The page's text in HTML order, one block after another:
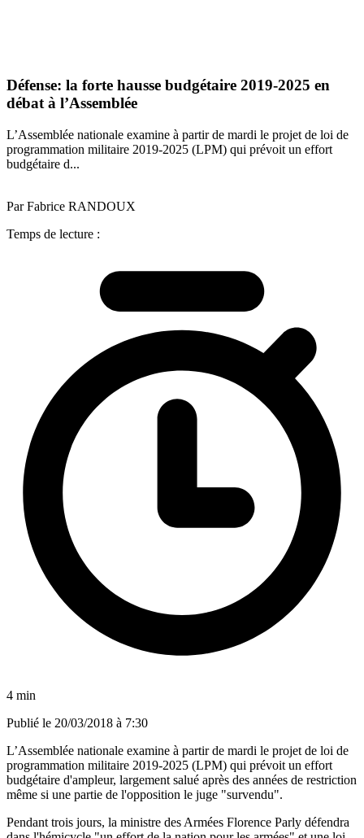
Défense: la forte hausse budgétaire 2019-2025 en
débat à l’Assemblée
L’Assemblée nationale examine à partir de mardi le projet de loi de
programmation militaire 2019-2025 (LPM) qui prévoit un effort
budgétaire d...
Par Fabrice RANDOUX
Temps de lecture :
4 min
Publié le 20/03/2018 à 7:30
L’Assemblée nationale examine à partir de mardi le projet de loi de
programmation militaire 2019-2025 (LPM) qui prévoit un effort
budgétaire d'ampleur, largement salué après des années de restriction
même si une partie de l'opposition le juge "survendu".
Pendant trois jours, la ministre des Armées Florence Parly défendra